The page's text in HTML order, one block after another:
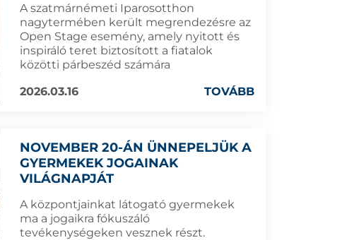
A szatmárnémeti Iparosotthon
nagytermében került megrendezésre az
Open Stage esemény, amely nyitott és
inspiráló teret biztosított a fiatalok
közötti párbeszéd számára
2026.03.16
TOVÁBB
NOVEMBER 20-ÁN ÜNNEPELJÜK A
GYERMEKEK JOGAINAK
VILÁGNAPJÁT
A központjainkat látogató gyermekek
ma a jogaikra fókuszáló
tevékenységeken vesznek részt.